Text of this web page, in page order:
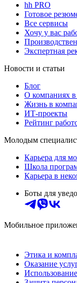
hh PRO
Готовое
Все сервисы
Хочу у вас
Экспертная
Новости и статьи
Блог
О компаниях
Жизнь в
ИТ-проекты
Рейтинг
Молодым
Карьера для
Школа
Карьера в
Боты для
Мобильное
Этика и
Оказание